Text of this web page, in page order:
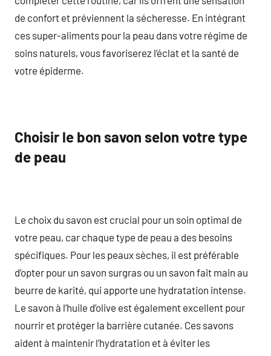
de confort et préviennent la sécheresse. En intégrant
ces super-aliments pour la peau dans votre régime de
soins naturels, vous favoriserez l’éclat et la santé de
votre épiderme.
Choisir le bon savon selon votre type
de peau
Le choix du savon est crucial pour un soin optimal de
votre peau, car chaque type de peau a des besoins
spécifiques. Pour les peaux sèches, il est préférable
d’opter pour un savon surgras ou un savon fait main au
beurre de karité, qui apporte une hydratation intense.
Le savon à l’huile d’olive est également excellent pour
nourrir et protéger la barrière cutanée. Ces savons
aident à maintenir l’hydratation et à éviter les